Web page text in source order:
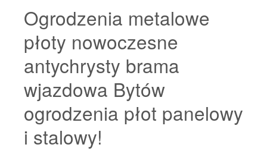
Ogrodzenia metalowe
płoty nowoczesne
antychrysty brama
wjazdowa Bytów
ogrodzenia płot panelowy
i stalowy!